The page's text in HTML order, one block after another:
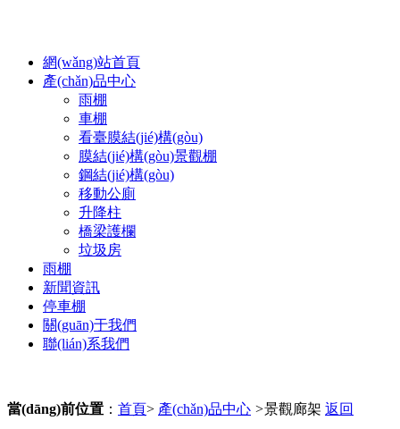
網(wǎng)站首頁
產(chǎn)品中心
雨棚
車棚
看臺膜結(jié)構(gòu)
膜結(jié)構(gòu)景觀棚
鋼結(jié)構(gòu)
移動公廁
升降柱
橋梁護欄
垃圾房
雨棚
新聞資訊
停車棚
關(guān)于我們
聯(lián)系我們
當(dāng)前位置 ： 首頁> 產(chǎn)品中心 >景觀廊架 返回